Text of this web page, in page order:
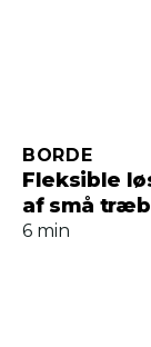
Fleksible
af små
BORDE
6 min